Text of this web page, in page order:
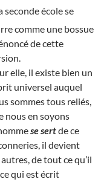
seconde école se
comme une bossue
de cette
elle, il existe bien un
universel auquel
sommes tous reliés,
nous en soyons
se sertde ce
il devient
de tout ce qu’il
qui est écrit